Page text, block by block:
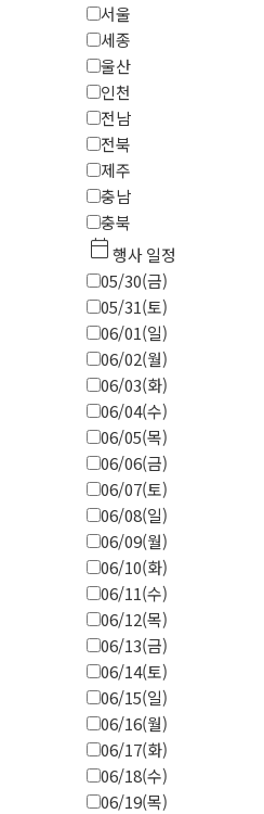
서울
세종
울산
인천
전남
전북
제주
충남
충북
calendar_today행사 일정
05/30(금)
05/31(토)
06/01(일)
06/02(월)
06/03(화)
06/04(수)
06/05(목)
06/06(금)
06/07(토)
06/08(일)
06/09(월)
06/10(화)
06/11(수)
06/12(목)
06/13(금)
06/14(토)
06/15(일)
06/16(월)
06/17(화)
06/18(수)
06/19(목)